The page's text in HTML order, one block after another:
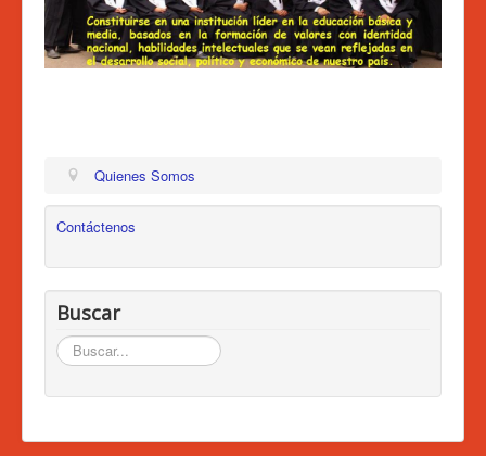
Admisiones 2026
Circulares
Quienes Somos
Contáctenos
Buscar
Buscar...